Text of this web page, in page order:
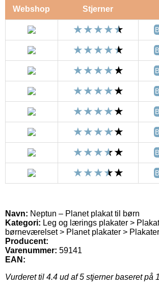
Webshop Stjerner
Navn: Neptun – Planet plakat til børn
Kategori: Leg og lærings plakater >
børneværelset > Planet plakater > Plakater
Producent:
Varenummer: 59141
EAN:
Vurderet til 4.4 ud af 5 stjerner baseret på